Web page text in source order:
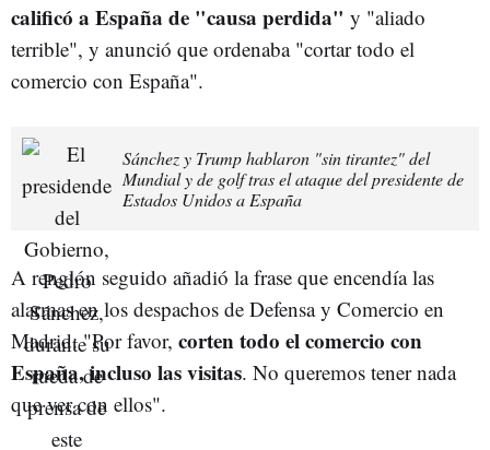
calificó a España de "causa perdida" y "aliado
terrible", y anunció que ordenaba "cortar todo el
comercio con España".
Sánchez y Trump hablaron "sin tirantez" del
Mundial y de golf tras el ataque del presidente de
Estados Unidos a España
A renglón seguido añadió la frase que encendía las
alarmas en los despachos de Defensa y Comercio en
Madrid: "Por favor, corten todo el comercio con
España, incluso las visitas. No queremos tener nada
que ver con ellos".